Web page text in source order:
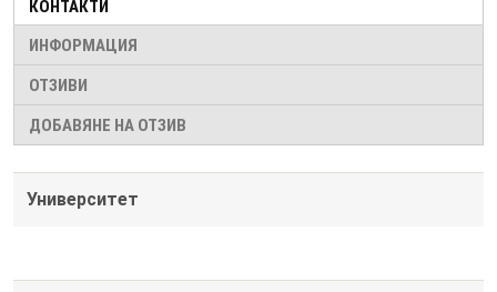
КОНТАКТИ
ИНФОРМАЦИЯ
ОТЗИВИ
ДОБАВЯНЕ НА ОТЗИВ
Университет